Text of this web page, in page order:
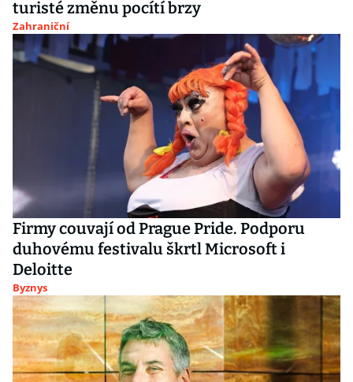
turisté změnu pocítí brzy
Zahraniční
Firmy couvají od Prague Pride. Podporu
duhovému festivalu škrtl Microsoft i
Deloitte
Byznys